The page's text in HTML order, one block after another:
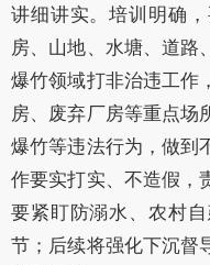
讲细讲实。培训明确
房、山地、水塘、道路
爆竹领域打非治违工作
房、废弃厂房等重点场
爆竹等违法行为，做到
作要实打实、不造假，
要紧盯防溺水、农村
节；后续将强化下沉督